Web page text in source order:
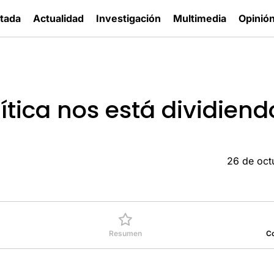
Actualidad Investigación Multimedia
nos está
26 de
Resumen